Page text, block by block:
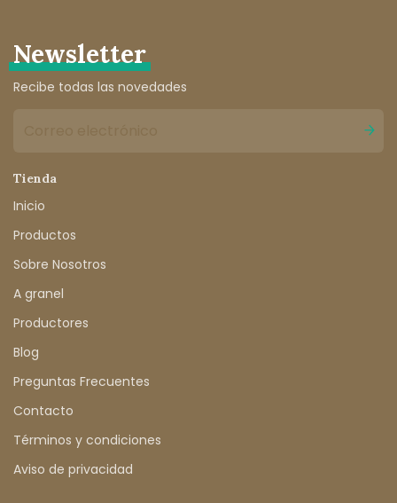
Newsletter
Recibe todas las novedades
Tienda
Inicio
Productos
Sobre Nosotros
A granel
Productores
Blog
Preguntas Frecuentes
Contacto
Términos y condiciones
Aviso de privacidad